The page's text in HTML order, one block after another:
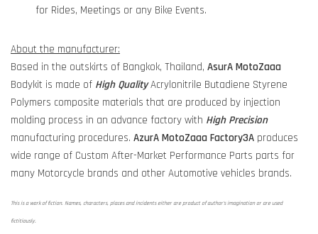
for Rides, Meetings or any Bike Events.
About the manufacturer:
Based in the outskirts of Bangkok, Thailand, AsurA MotoZaaa
Bodykit is made of High QualityAcrylonitrile Butadiene Styrene
Polymers composite materials that are produced by injection
molding process in an advance factory with High Precision
manufacturing procedures. AzurA MotoZaaa Factory3A produces
wide range of Custom After-Market Performance Parts parts for
many Motorcycle brands and other Automotive vehicles brands.
This is a work of fiction. Names, characters, places and incidents either are product of author's imagination or are used
fictitiously.